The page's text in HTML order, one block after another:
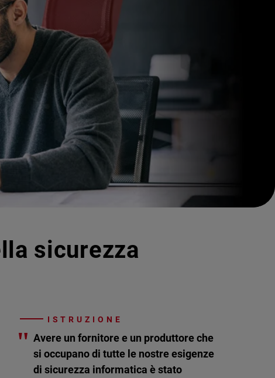
sicurezza
ISTRUZIONE
" Avere un fornitore e un produttore che
si occupano di tutte le nostre esigenze
di sicurezza informatica è stato